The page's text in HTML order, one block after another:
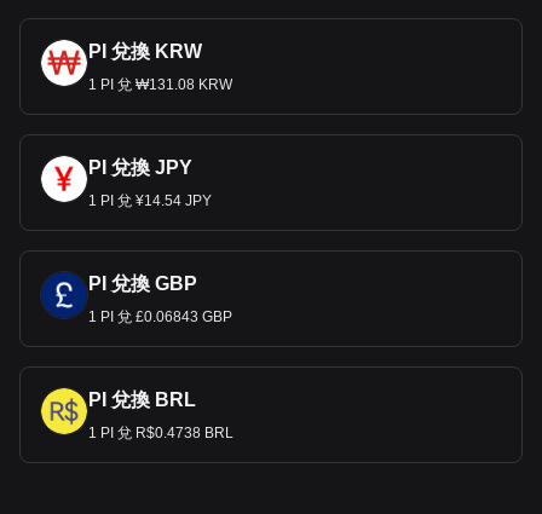
PI 兌換 KRW
1 PI 兌 ₩131.08 KRW
PI 兌換 JPY
1 PI 兌 ¥14.54 JPY
PI 兌換 GBP
1 PI 兌 £0.06843 GBP
PI 兌換 BRL
1 PI 兌 R$0.4738 BRL